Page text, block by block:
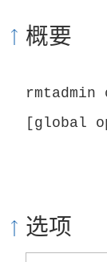
概要
[global
选项